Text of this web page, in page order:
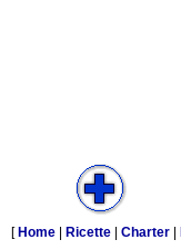
[ Home Ricette Charter